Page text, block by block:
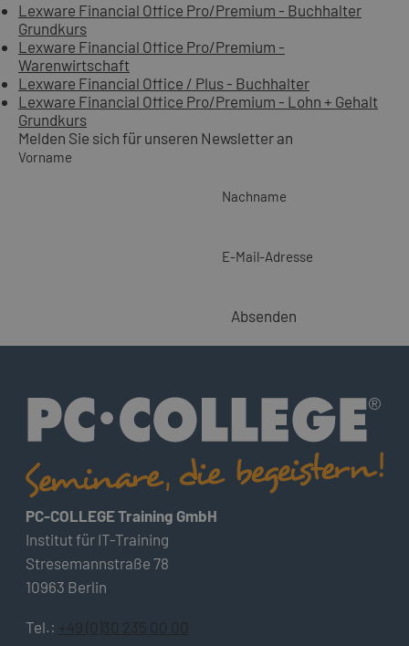
Lexware Financial Office Pro/Premium - Buchhalter
Grundkurs
Lexware Financial Office Pro/Premium -
Warenwirtschaft
Lexware Financial Office / Plus - Buchhalter
Lexware Financial Office Pro/Premium - Lohn + Gehalt
Grundkurs
Melden Sie sich für unseren Newsletter an
Vorname
Nachname
E-Mail-Adresse
Absenden
PC-COLLEGE Training GmbH
Institut für IT-Training
Stresemannstraße 78
10963 Berlin
Tel.: +49 (0)30 235 00 00